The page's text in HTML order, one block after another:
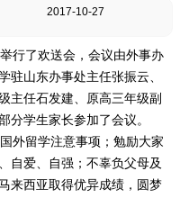
2017-10-27
行了欢送会，会议由外事办
驻山东办事处主任张振云、
主任石发建、原高三年级副
分学生家长参加了会议。
外留学注意事项；勉励大家
自爱、自强；不辜负父母及
来西亚取得优异成绩，圆梦